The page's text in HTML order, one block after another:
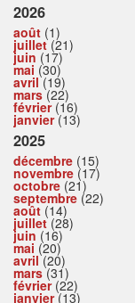
2026
août (1)
juillet(21)
juin (17)
mai (30)
avril(19)
mars(22)
février(16)
janvier(13)
2025
décembre (15)
novembre (17)
octobre (21)
septembre (22)
août (14)
juillet(28)
juin (16)
mai (20)
avril(20)
mars(31)
février(22)
janvier(13)